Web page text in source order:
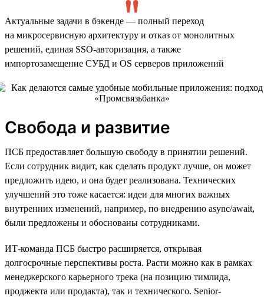
Актуальные задачи в бэкенде — полный переход
на микросервисную архитектуру и отказ от монолитных
решений, единая SSO-авторизация, а также
импортозамещение СУБД и OS серверов приложений
Свобода и развитие
ПСБ предоставляет большую свободу в принятии решений.
Если сотрудник видит, как сделать продукт лучше, он может
предложить идею, и она будет реализована. Технических
улучшений это тоже касается: идеи для многих важных
внутренних изменений, например, по внедрению async/await,
были предложены и обоснованы сотрудниками.
ИТ-команда ПСБ быстро расширяется, открывая
долгосрочные перспективы роста. Расти можно как в рамках
менеджерского карьерного трека (на позицию тимлида,
проджекта или продакта), так и технического. Senior-